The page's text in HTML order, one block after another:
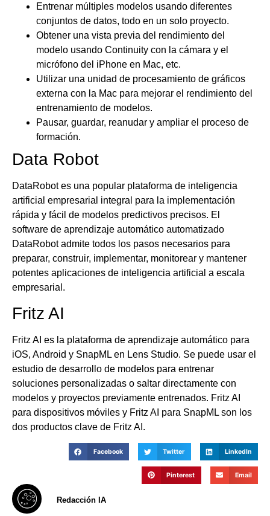
Entrenar múltiples modelos usando diferentes
conjuntos de datos, todo en un solo proyecto.
Obtener una vista previa del rendimiento del
modelo usando Continuity con la cámara y el
micrófono del iPhone en Mac, etc.
Utilizar una unidad de procesamiento de gráficos
externa con la Mac para mejorar el rendimiento del
entrenamiento de modelos.
Pausar, guardar, reanudar y ampliar el proceso de
formación.
Data Robot
DataRobot es una popular plataforma de inteligencia
artificial empresarial integral para la implementación
rápida y fácil de modelos predictivos precisos. El
software de aprendizaje automático automatizado
DataRobot admite todos los pasos necesarios para
preparar, construir, implementar, monitorear y mantener
potentes aplicaciones de inteligencia artificial a escala
empresarial.
Fritz AI
Fritz AI es la plataforma de aprendizaje automático para
iOS, Android y SnapML en Lens Studio. Se puede usar el
estudio de desarrollo de modelos para entrenar
soluciones personalizadas o saltar directamente con
modelos y proyectos previamente entrenados. Fritz AI
para dispositivos móviles y Fritz AI para SnapML son los
dos productos clave de Fritz AI.
Facebook Twitter LinkedIn
Pinterest Email
Redacción IA